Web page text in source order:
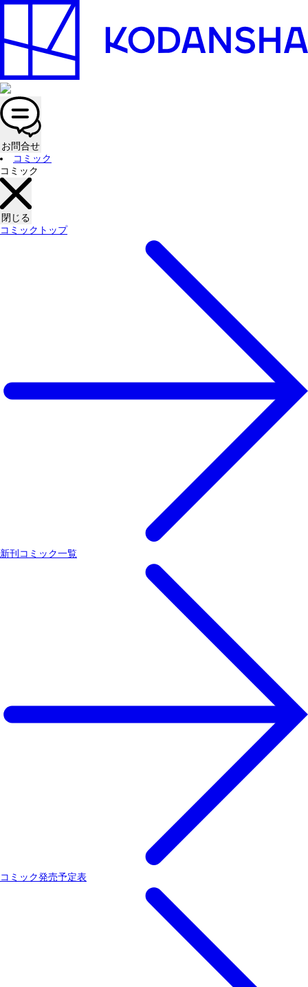
お問合せ
コミック
コミック
閉じる
コミックトップ
新刊コミック一覧
コミック発売予定表